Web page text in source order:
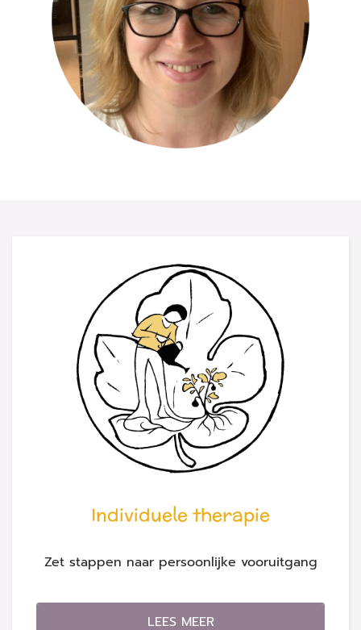
Individuele therapie
Zet stappen naar persoonlijke vooruitgang
LEES MEER